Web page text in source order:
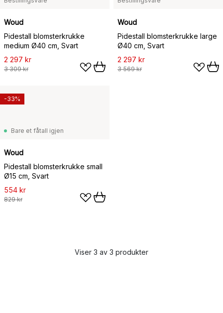
Woud
Pidestall blomsterkrukke
medium Ø40 cm, Svart
2 297 kr
3 309 kr
Woud
Pidestall blomsterkrukke large
Ø40 cm, Svart
2 297 kr
3 569 kr
Bare et fåtall igjen
Woud
Pidestall blomsterkrukke small
Ø15 cm, Svart
554 kr
829 kr
-33%
Viser 3 av 3 produkter